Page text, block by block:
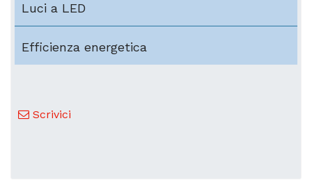
Luci a LED
Efficienza energetica
Scrivici